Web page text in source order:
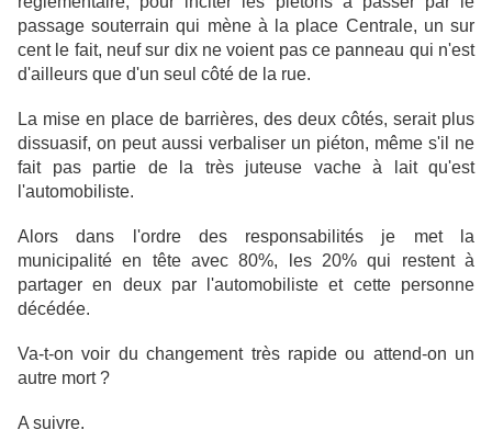
passage souterrain qui mène à la place Centrale, un sur
cent le fait, neuf sur dix ne voient pas ce panneau qui n'est
d'ailleurs que d'un seul côté de la rue.
La mise en place de barrières, des deux côtés, serait plus
dissuasif, on peut aussi verbaliser un piéton, même s'il ne
fait pas partie de la très juteuse vache à lait qu'est
l'automobiliste.
Alors dans l'ordre des responsabilités je met la
municipalité en tête avec 80%, les 20% qui restent à
partager en deux par l'automobiliste et cette personne
décédée.
Va-t-on voir du changement très rapide ou attend-on un
autre mort ?
A suivre.